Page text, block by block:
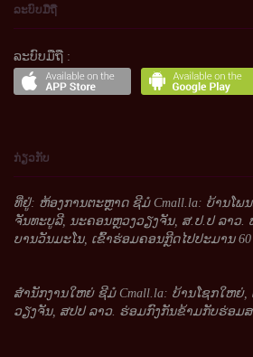
ລະບົບມືຖື
ລະບົບມືຖື :
ກ່ຽວກັບ
ທີ່ຢູ່: ຫ້ອງການຕະຫຼາດ ຊີມໍ Cmall.la: ບ້ານໂພ
ຈັນທະບູລີ, ນະຄອນຫຼວງວຽງຈັນ, ສ.ປ.ປ ລາວ.
ບານວັນມະໂນ, ເຂົ້າຮ່ອມຄອນກຼີດໄປປະມານ
ສໍານັກງານໃຫຍ່ ຊີມໍ Cmall.la: ບ້ານໂຊກໃຫຍ່,
ວຽງຈັນ, ສປປ ລາວ. ຮ່ອມກົງກັນຂ້າມກັບຮ່ອມ